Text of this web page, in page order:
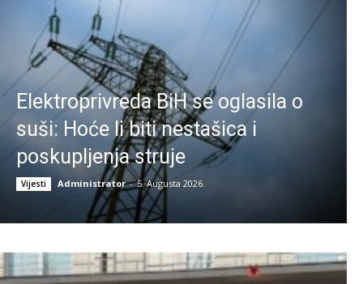
Elektroprivreda BiH se oglasila o
suši: Hoće li biti nestašica i
poskupljenja struje
Vijesti Administrator - 5. Augusta 2026.